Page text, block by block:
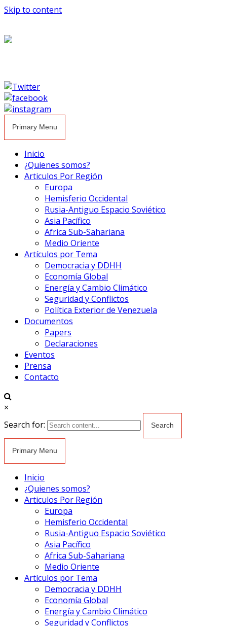
Skip to content
Primary Menu
Inicio
¿Quienes somos?
Articulos Por Región
Europa
Hemisferio Occidental
Rusia-Antiguo Espacio Soviético
Asia Pacífico
Africa Sub-Sahariana
Medio Oriente
Artículos por Tema
Democracia y DDHH
Economía Global
Energía y Cambio Climático
Seguridad y Conflictos
Política Exterior de Venezuela
Documentos
Papers
Declaraciones
Eventos
Prensa
Contacto
×
Search for:
Primary Menu
Inicio
¿Quienes somos?
Articulos Por Región
Europa
Hemisferio Occidental
Rusia-Antiguo Espacio Soviético
Asia Pacífico
Africa Sub-Sahariana
Medio Oriente
Artículos por Tema
Democracia y DDHH
Economía Global
Energía y Cambio Climático
Seguridad y Conflictos